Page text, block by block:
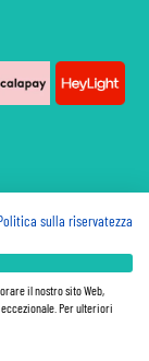
inclusi. Le quote di
sulla riservatezza
il nostro sito Web,
Per ulteriori